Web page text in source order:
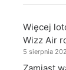
Więcej
Wizz Air
5 sierpnia